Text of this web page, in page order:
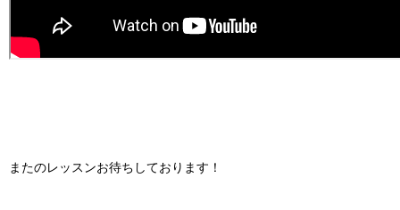
またのレッスンお待ちしております！